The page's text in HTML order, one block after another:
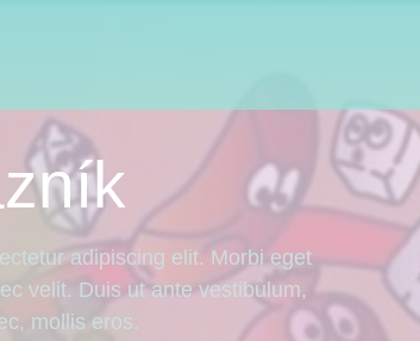
adipiscing elit. Morbi eget
velit. Duis ut ante vestibulum,
mollis eros.